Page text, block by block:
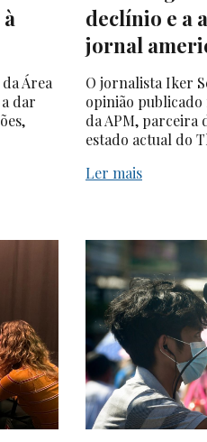
Área
dar
declínio e a
jornal
O jornalista Iker
opinião publicado
da APM, parceira
estado actual do
Ler mais